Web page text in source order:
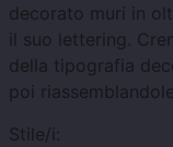
decorato muri in
il suo lettering.
della tipografia
poi
Stile/i: